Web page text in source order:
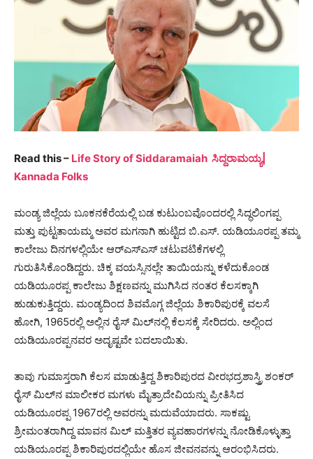
Read this – Life Story of Siddaramaiah ಸಿದ್ದರಾಮಯ್ಯ|
Kannada Folks
ಮಂಡ್ಯ ಜಿಲ್ಲೆಯ ಬೂಕನಕೆರೆಯಲ್ಲಿ ಬಡ ಕುಟುಂಬವೊಂದರಲ್ಲಿ ಸಿದ್ಧಲಿಂಗಪ್ಪ
ಮತ್ತು ಪುಟ್ಟತಾಯಮ್ಮ ಅವರ ಮಗನಾಗಿ ಹುಟ್ಟಿದ ಬಿ.ಎಸ್. ಯಡಿಯೂರಪ್ಪ ತಮ್ಮ
ಕಾಲೇಜು ದಿನಗಳಲ್ಲಿಯೇ ಆರ್​ಎಸ್​ಎಸ್​ ಚಟುವಟಿಕೆಗಳಲ್ಲಿ
ಗುರುತಿಸಿಕೊಂಡಿದ್ದರು. ಚಿಕ್ಕ ವಯಸ್ಸಿನಲ್ಲೇ ತಾಯಿಯನ್ನು ಕಳೆದುಕೊಂಡ
ಯಡಿಯೂರಪ್ಪ ಕಾಲೇಜು ಶಿಕ್ಷಣವನ್ನು ಮುಗಿಸಿದ ನಂತರ ಕೆಲಸಕ್ಕಾಗಿ
ಹುಡುಕುತ್ತಿದ್ದರು. ಮಂಡ್ಯದಿಂದ ಶಿವಮೊಗ್ಗ ಜಿಲ್ಲೆಯ ಶಿಕಾರಿಪುರಕ್ಕೆ ವಲಸೆ
ಹೋಗಿ, 1965ರಲ್ಲಿ ಅಲ್ಲಿನ ರೈಸ್ ಮಿಲ್​ನಲ್ಲಿ ಕೆಲಸಕ್ಕೆ ಸೇರಿದರು. ಅಲ್ಲಿಂದ
ಯಡಿಯೂರಪ್ಪನವರ ಅದೃಷ್ಟವೇ ಬದಲಾಯಿತು.
ತಾವು ಗುಮಾಸ್ತರಾಗಿ ಕೆಲಸ ಮಾಡುತ್ತಿದ್ದ ಶಿಕಾರಿಪುರದ ವೀರಭದ್ರಶಾಸ್ತ್ರಿ ಶಂಕರ್
ರೈಸ್ ಮಿಲ್​ನ ಮಾಲೀಕರ ಮಗಳು ಮೈತ್ರಾದೇವಿಯನ್ನು ಪ್ರೀತಿಸಿದ
ಯಡಿಯೂರಪ್ಪ 1967ರಲ್ಲಿ ಅವರನ್ನು ಮದುವೆಯಾದರು. ಸಾಕಷ್ಟು
ಶ್ರೀಮಂತರಾಗಿದ್ದ ಮಾವನ ಮಿಲ್ ಮತ್ತಿತರ ವ್ಯವಹಾರಗಳನ್ನು ನೋಡಿಕೊಳ್ಳುತ್ತಾ
ಯಡಿಯೂರಪ್ಪ ಶಿಕಾರಿಪುರದಲ್ಲಿಯೇ ಹೊಸ ಜೀವನವನ್ನು ಆರಂಭಿಸಿದರು.